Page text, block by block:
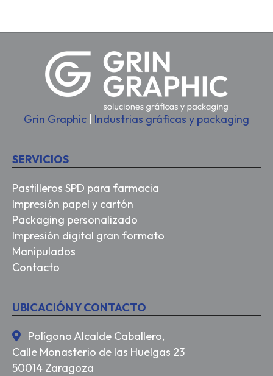
Grin Graphic Industrias gráficas y packaging
SERVICIOS
Pastilleros SPD para farmacia
Impresión papel y cartón
Packaging personalizado
Impresión digital gran formato
Manipulados
Contacto
UBICACIÓN Y CONTACTO
Polígono Alcalde Caballero,
Calle Monasterio de las Huelgas 23
50014 Zaragoza